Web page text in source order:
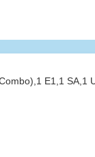
E1,1 SA,1